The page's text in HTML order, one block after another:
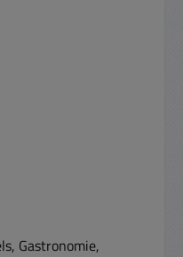
Gastronomie,